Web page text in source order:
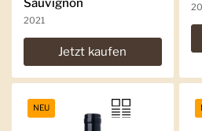
Sauvignon
2021
Jetzt kaufen
NEU